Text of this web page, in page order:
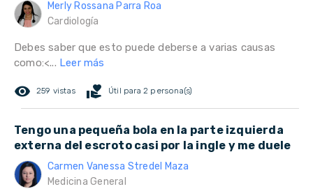
Merly Rossana Parra Roa
Cardiología
Debes saber que esto puede deberse a varias causas
como:<... Leer más
remove_red_eye 259 vistas volunteer_activism Útil para 2 persona(s)
Tengo una pequeña bola en la parte izquierda
externa del escroto casi por la ingle y me duele
Carmen Vanessa Stredel Maza
Medicina General